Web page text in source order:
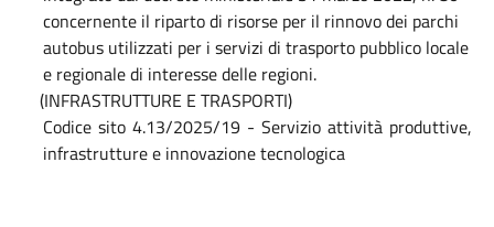
concernente il riparto di risorse per il rinnovo dei parchi
autobus utilizzati per i servizi di trasporto pubblico locale
e regionale di interesse delle regioni.
(INFRASTRUTTURE E TRASPORTI)
Codice sito 4.13/2025/19 - Servizio attività produttive,
infrastrutture e innovazione tecnologica